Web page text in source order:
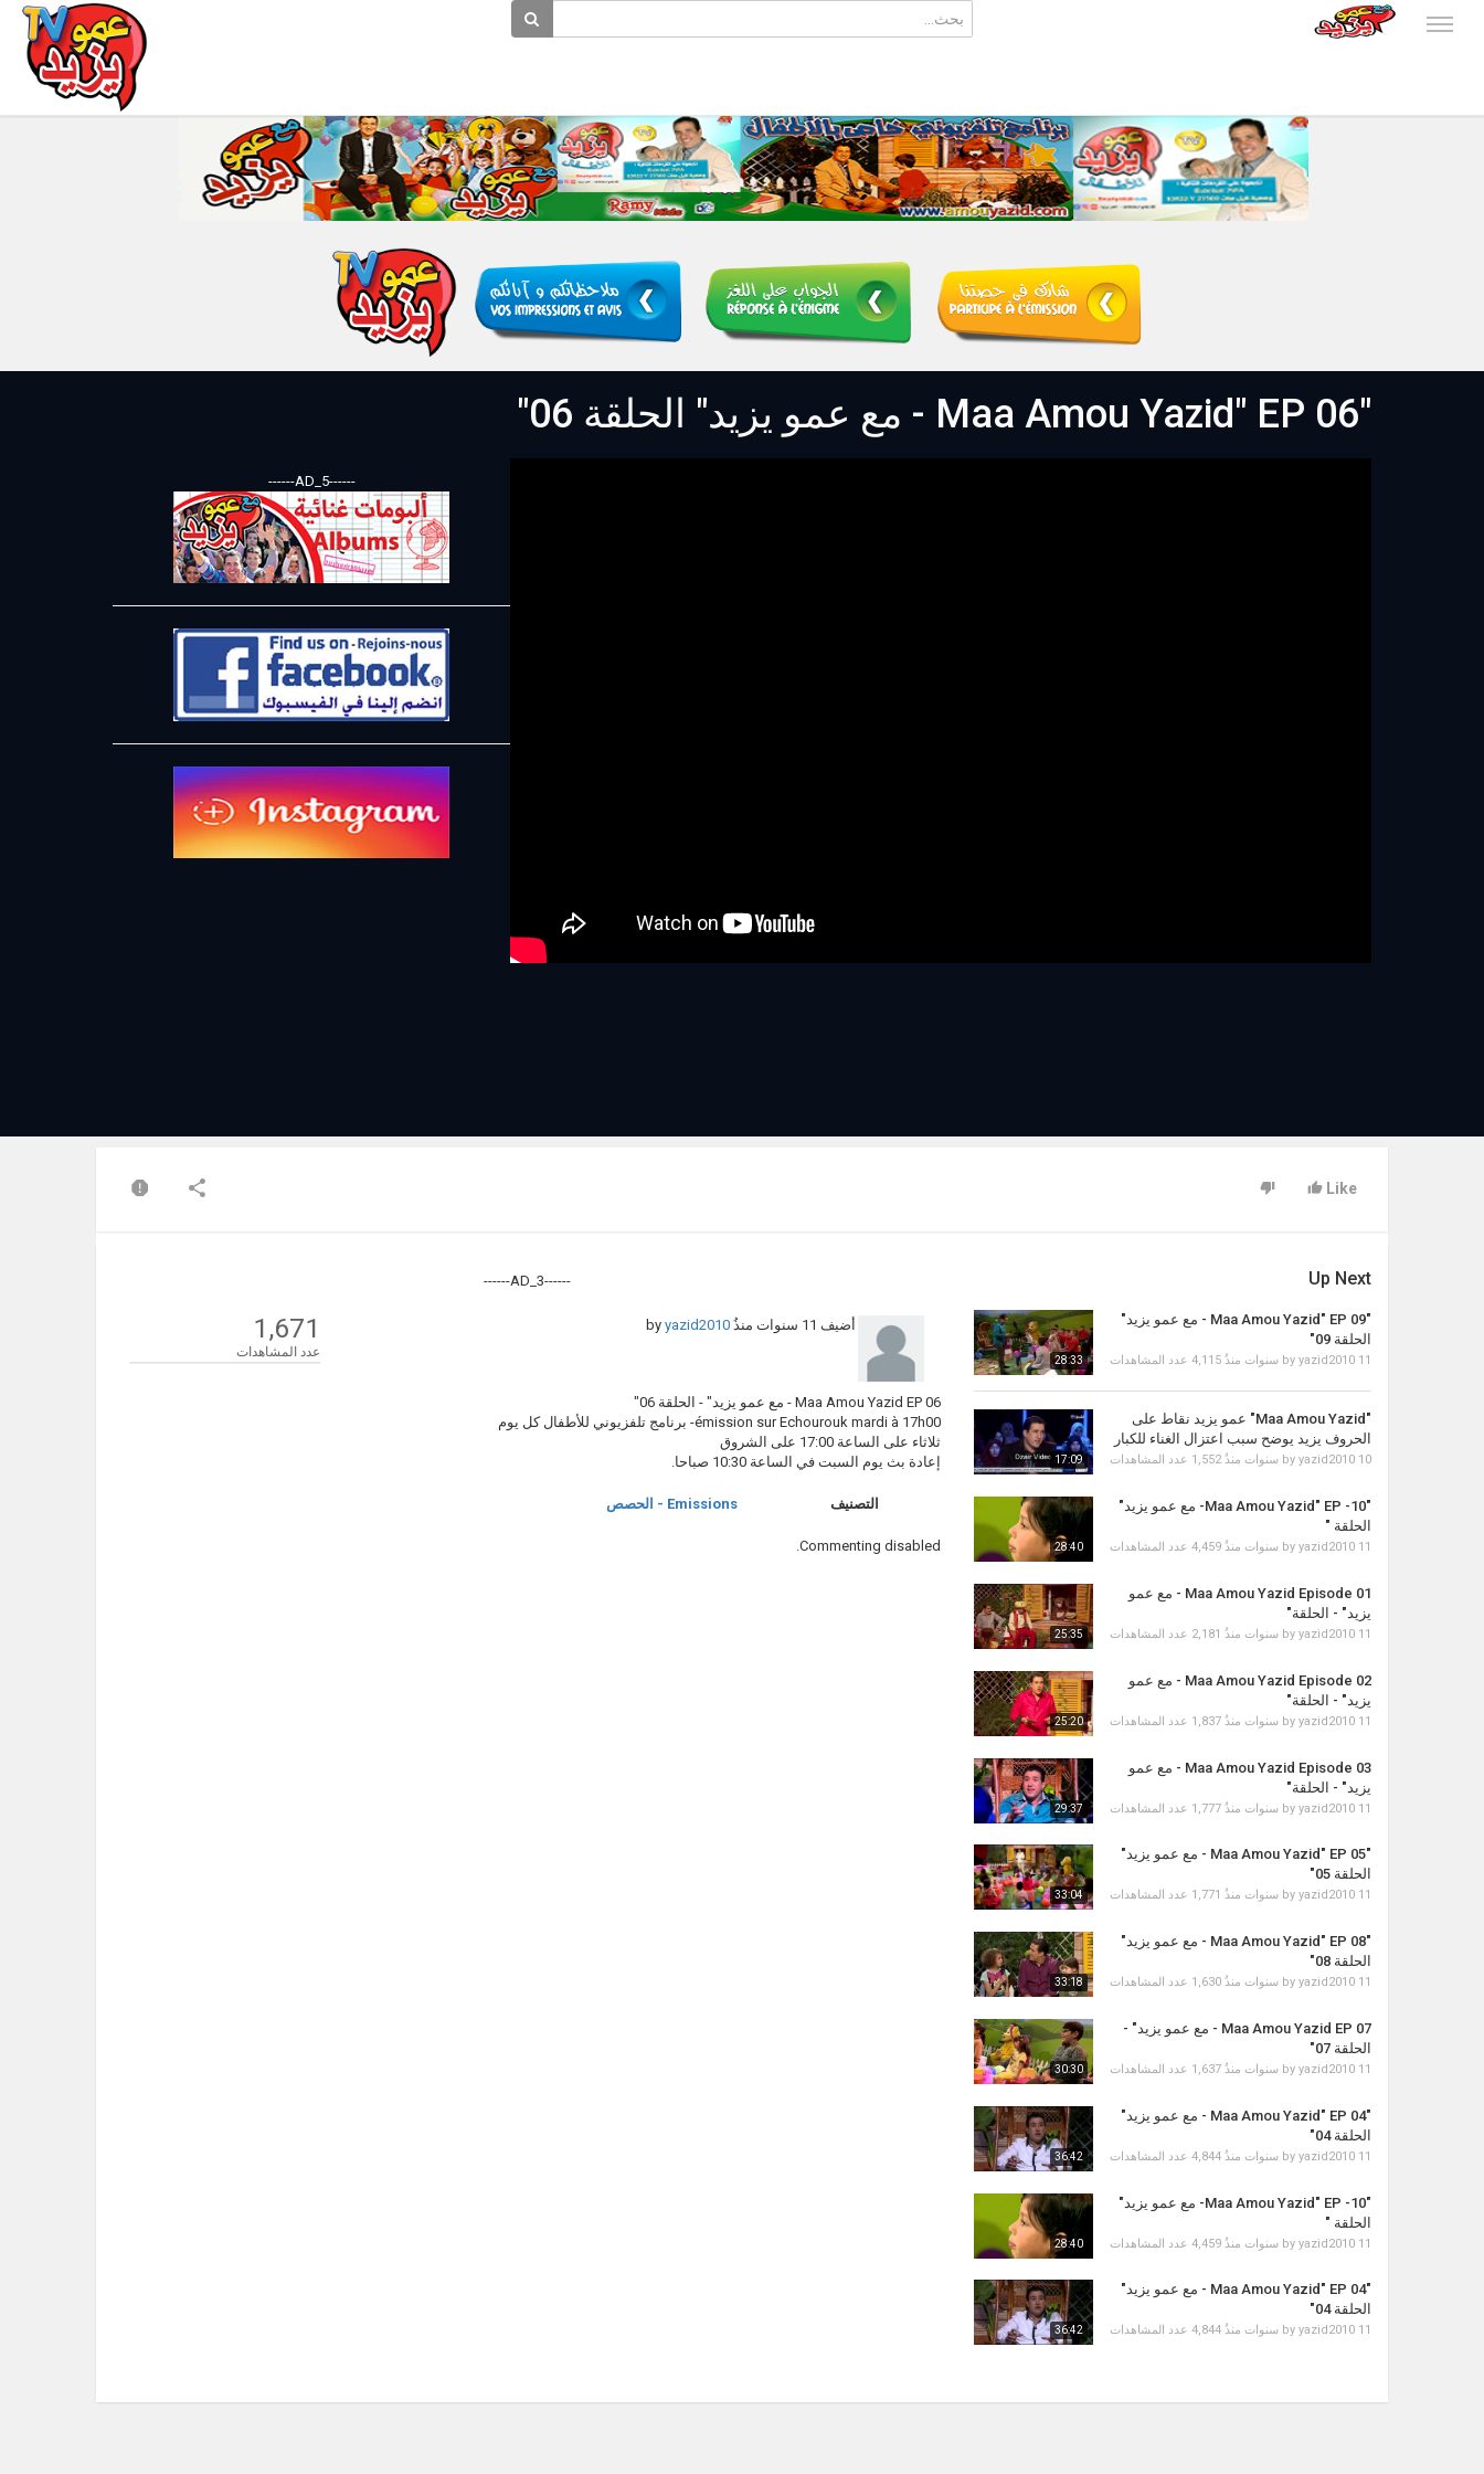
"Maa Amou Yazid" EP 06 - مع عمو يزيد" الحلقة 06"
------AD_5------
Like
------AD_3------
أضيف 11 سنوات منذُ by
yazid2010
1,671
عدد المشاهدات
Maa Amou Yazid EP 06 - مع عمو يزيد" - الحلقة 06"
émission sur Echourouk mardi à 17h00- برنامج تلفزيوني للأطفال كل يوم
ثلاثاء على الساعة 17:00 على الشروق
إعادة بث يوم السبت في الساعة 10:30 صباحا.
التصنيف Emissions - الحصص
Commenting disabled.
Up Next
28:33
"Maa Amou Yazid" EP 09 - مع عمو يزيد"
الحلقة 09"
by yazid2010 11 سنوات منذُ 4,115 عدد المشاهدات
17:09
"Maa Amou Yazid" عمو يزيد نقاط على
الحروف يزيد يوضح سبب اعتزال الغناء للكبار
by yazid2010 10 سنوات منذُ 1,552 عدد المشاهدات
28:40
"Maa Amou Yazid" EP -10- مع عمو يزيد"
الحلقة "
by yazid2010 11 سنوات منذُ 4,459 عدد المشاهدات
25:35
Maa Amou Yazid Episode 01 - مع عمو
يزيد" - الحلقة"
by yazid2010 11 سنوات منذُ 2,181 عدد المشاهدات
25:20
Maa Amou Yazid Episode 02 - مع عمو
يزيد" - الحلقة"
by yazid2010 11 سنوات منذُ 1,837 عدد المشاهدات
29:37
Maa Amou Yazid Episode 03 - مع عمو
يزيد" - الحلقة"
by yazid2010 11 سنوات منذُ 1,777 عدد المشاهدات
33:04
"Maa Amou Yazid" EP 05 - مع عمو يزيد"
الحلقة 05"
by yazid2010 11 سنوات منذُ 1,771 عدد المشاهدات
33:18
"Maa Amou Yazid" EP 08 - مع عمو يزيد"
الحلقة 08"
by yazid2010 11 سنوات منذُ 1,630 عدد المشاهدات
30:30
Maa Amou Yazid EP 07 - مع عمو يزيد" -
الحلقة 07"
by yazid2010 11 سنوات منذُ 1,637 عدد المشاهدات
36:42
"Maa Amou Yazid" EP 04 - مع عمو يزيد"
الحلقة 04"
by yazid2010 11 سنوات منذُ 4,844 عدد المشاهدات
28:40
"Maa Amou Yazid" EP -10- مع عمو يزيد"
الحلقة "
by yazid2010 11 سنوات منذُ 4,459 عدد المشاهدات
36:42
"Maa Amou Yazid" EP 04 - مع عمو يزيد"
الحلقة 04"
by yazid2010 11 سنوات منذُ 4,844 عدد المشاهدات